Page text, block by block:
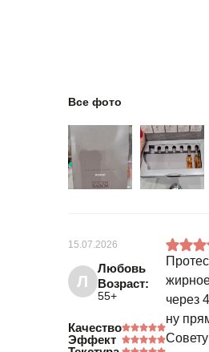
Все фото
15.07.2026
Л
Любовь
Возраст:
55+
Качество
Эффект
через
ну